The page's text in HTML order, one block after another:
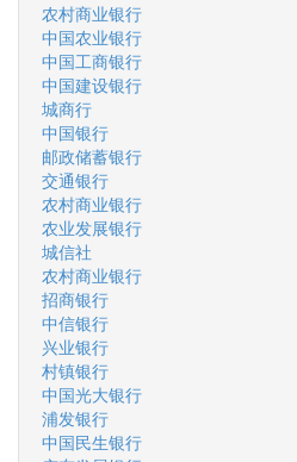
农村商业银行
中国农业银行
中国工商银行
中国建设银行
城商行
中国银行
邮政储蓄银行
交通银行
农村商业银行
农业发展银行
城信社
农村商业银行
招商银行
中信银行
兴业银行
村镇银行
中国光大银行
浦发银行
中国民生银行